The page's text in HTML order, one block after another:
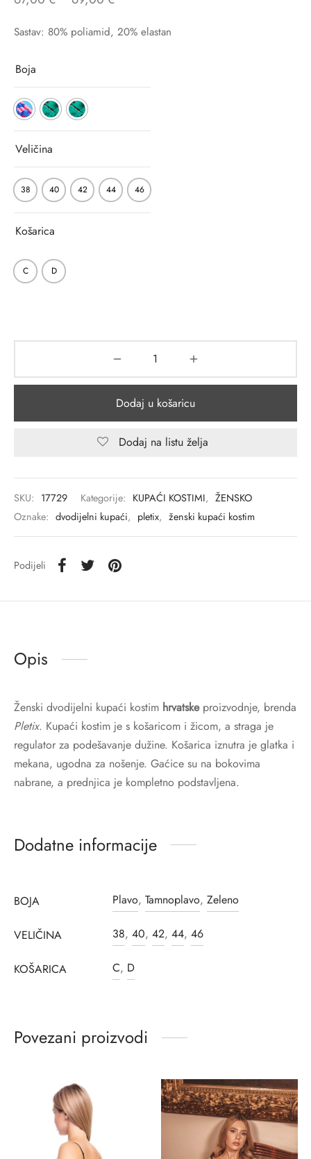
Sastav: 80% poliamid, 20% elastan
Boja
Veličina
38 40 42 44 46
Košarica
C D
Dodaj u košaricu
Dodaj na listu želja
SKU: 17729 Kategorije: KUPAĆI KOSTIMI, ŽENSKO
Oznake: dvodijelni kupaći, pletix, ženski kupaći kostim
Podijeli
Opis
Ženski dvodijelni kupaći kostim hrvatskeproizvodnje, brenda
Pletix. Kupaći kostim je s košaricom i žicom, a straga je
regulator za podešavanje dužine. Košarica iznutra je glatka i
mekana, ugodna za nošenje. Gaćice su na bokovima
nabrane, a prednjica je kompletno podstavljena.
Dodatne informacije
BOJA Plavo, Tamnoplavo, Zeleno
VELIČINA 38, 40, 42, 44, 46
KOŠARICA C, D
Povezani proizvodi